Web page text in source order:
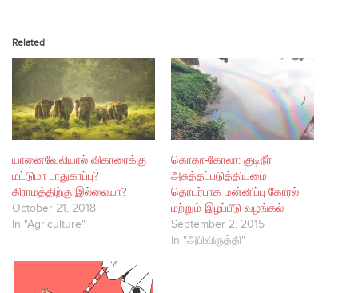
Related
யானைவேலியால் விகாரைக்கு
மட்டுமா பாதுகாப்பு?
கிராமத்திற்கு இல்லையா?
October 21, 2018
In "Agriculture"
கொகா-கோலா: குடிநீர்
அசுத்தப்படுத்தியமை
தொடர்பாக மன்னிப்பு கோரல்
மற்றும் இழப்பீடு வழங்கல்
September 2, 2015
In "அபிவிருத்தி"